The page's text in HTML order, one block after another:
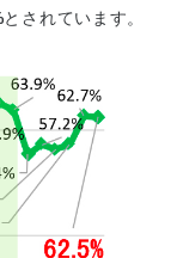
とされています。